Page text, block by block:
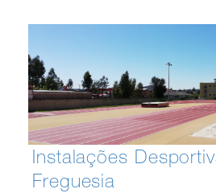
Instalações
Freguesia